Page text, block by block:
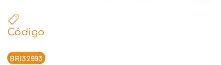
Código
BRI32993